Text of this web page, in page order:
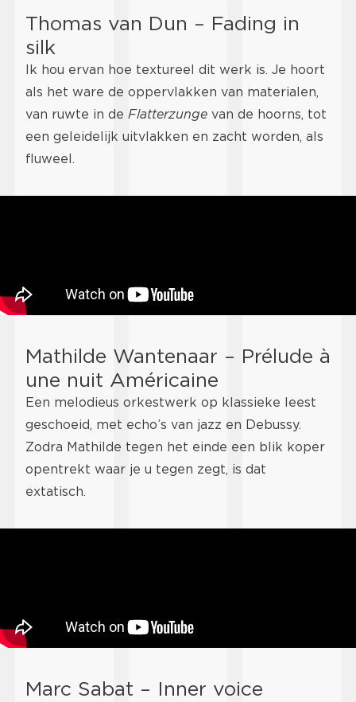
Thomas van Dun – Fading in
silk
Ik hou ervan hoe textureel dit werk is. Je hoort
als het ware de oppervlakken van materialen,
van ruwte in de Flatterzunge van de hoorns, tot
een geleidelijk uitvlakken en zacht worden, als
fluweel.
Mathilde Wantenaar – Prélude à
une nuit Américaine
Een melodieus orkestwerk op klassieke leest
geschoeid, met echo’s van jazz en Debussy.
Zodra Mathilde tegen het einde een blik koper
opentrekt waar je u tegen zegt, is dat
extatisch.
Marc Sabat – Inner voice